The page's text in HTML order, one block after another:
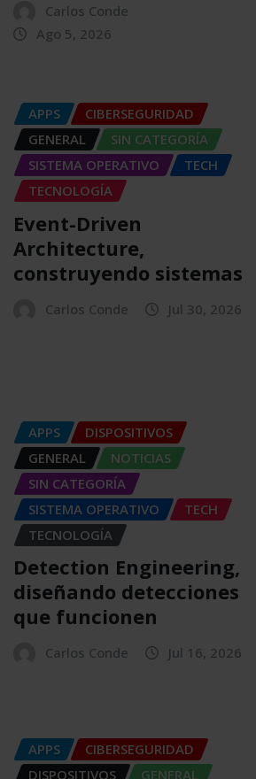
Carlos Conde
Ago 5, 2026
APPS
CIBERSEGURIDAD
GENERAL
SIN CATEGORÍA
SISTEMA OPERATIVO
TECH
TECNOLOGÍA
Event-Driven
Architecture,
construyendo sistemas
Carlos Conde Jul 30, 2026
APPS
DISPOSITIVOS
GENERAL
NOTICIAS
SIN CATEGORÍA
SISTEMA OPERATIVO
TECH
TECNOLOGÍA
Detection Engineering,
diseñando detecciones
que funcionen
Carlos Conde Jul 16, 2026
APPS
CIBERSEGURIDAD
DISPOSITIVOS
GENERAL